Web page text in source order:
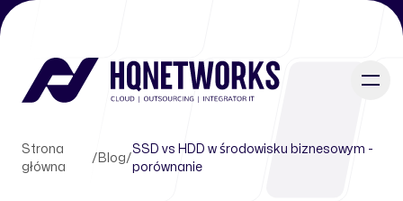
Strona
główna
/ Blog/
SSD vs HDD w środowisku biznesowym -
porównanie